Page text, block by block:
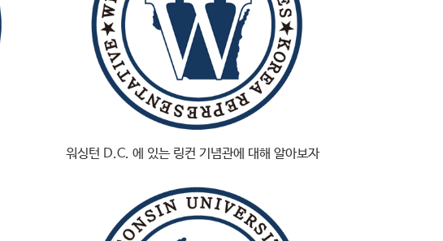
워싱턴 D.C. 에 있는 링컨 기념관에 대해 알아보자